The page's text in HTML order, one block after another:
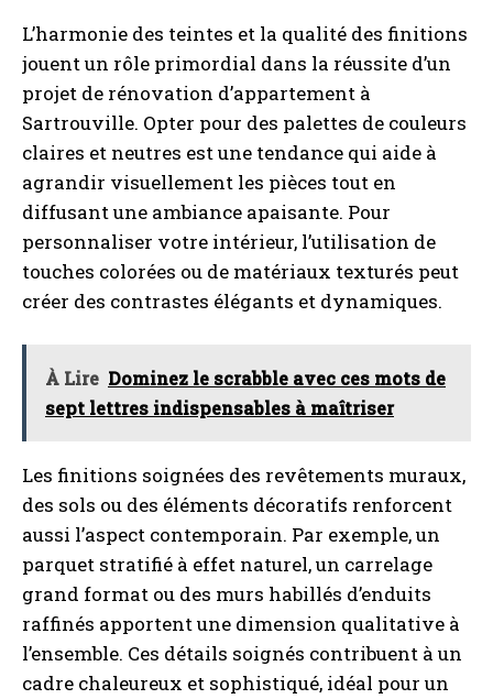
L’harmonie des teintes et la qualité des finitions
jouent un rôle primordial dans la réussite d’un
projet de rénovation d’appartement à
Sartrouville. Opter pour des palettes de couleurs
claires et neutres est une tendance qui aide à
agrandir visuellement les pièces tout en
diffusant une ambiance apaisante. Pour
personnaliser votre intérieur, l’utilisation de
touches colorées ou de matériaux texturés peut
créer des contrastes élégants et dynamiques.
À Lire Dominez le scrabble avec ces mots de
sept lettres indispensables à maîtriser
Les finitions soignées des revêtements muraux,
des sols ou des éléments décoratifs renforcent
aussi l’aspect contemporain. Par exemple, un
parquet stratifié à effet naturel, un carrelage
grand format ou des murs habillés d’enduits
raffinés apportent une dimension qualitative à
l’ensemble. Ces détails soignés contribuent à un
cadre chaleureux et sophistiqué, idéal pour un